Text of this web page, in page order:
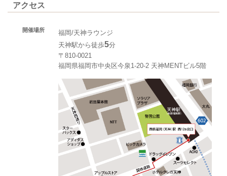
アクセス
開催場所
福岡/天神ラウンジ
天神駅から徒歩5分
〒810-0021
福岡県福岡市中央区今泉1-20-2 天神MENTビル5階